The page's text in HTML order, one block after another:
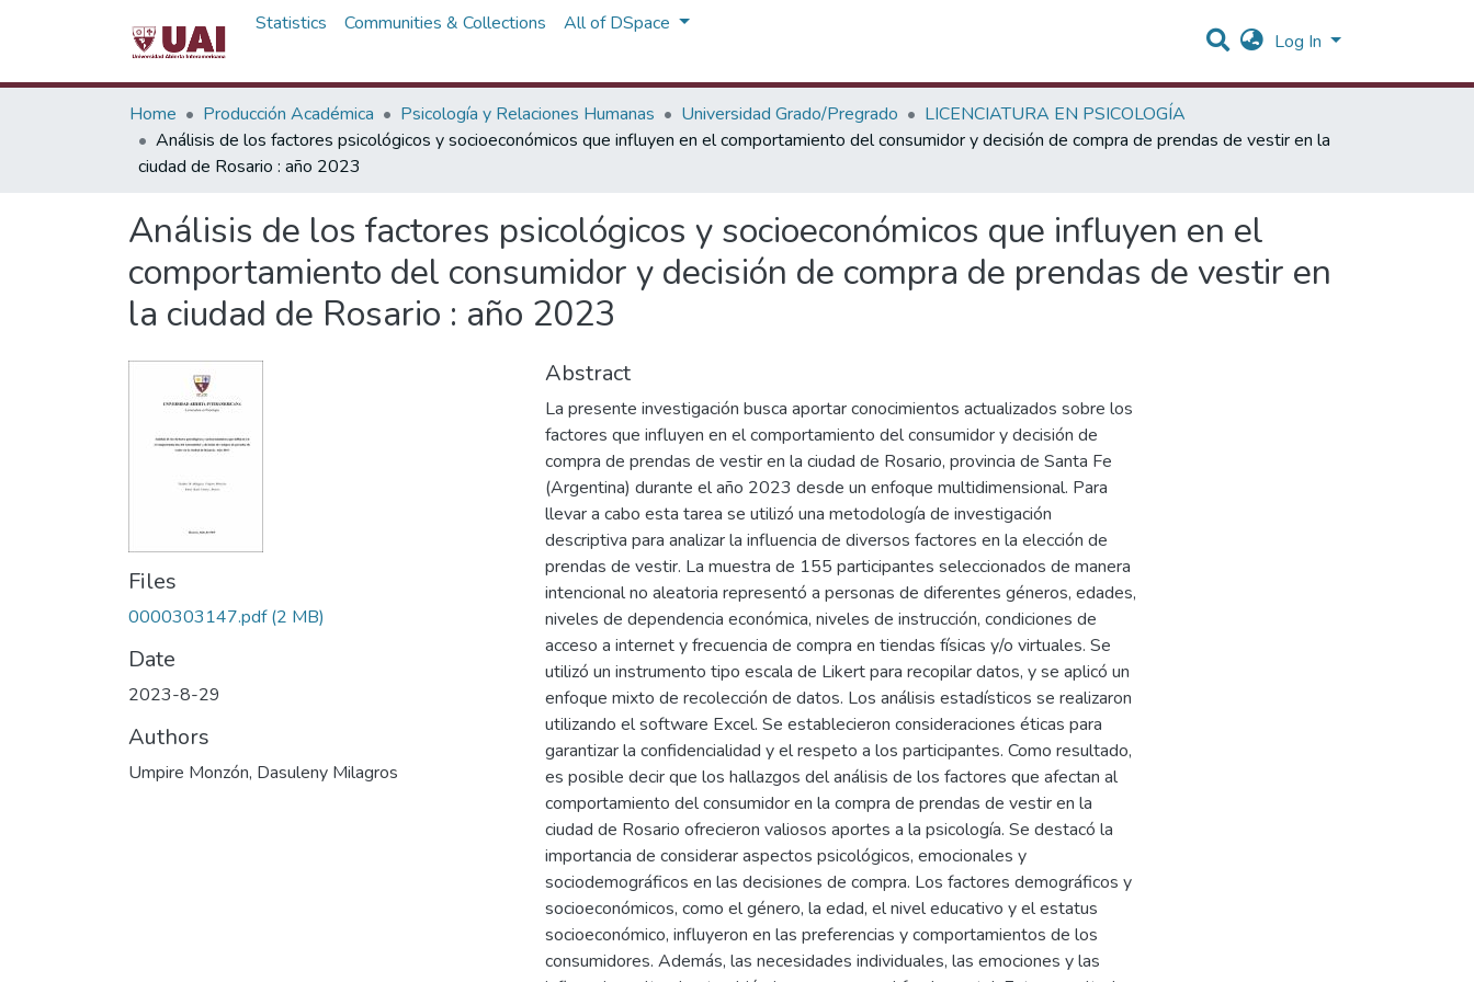
Statistics Communities & Collections All of DSpace
Log In
Home Producción Académica Psicología y Relaciones Humanas Universidad Grado/Pregrado
LICENCIATURA EN PSICOLOGÍA
Análisis de los factores psicológicos y socioeconómicos que influyen en el comportamiento del consumidor y decisión de compra de prendas de vestir en la
ciudad de Rosario : año 2023
Análisis de los factores psicológicos y socioeconómicos que influyen en el
comportamiento del consumidor y decisión de compra de prendas de vestir en
la ciudad de Rosario : año 2023
Files
0000303147.pdf (2 MB)
Date
2023-8-29
Authors
Umpire Monzón, Dasuleny Milagros
Abstract
La presente investigación busca aportar conocimientos actualizados sobre los
factores que influyen en el comportamiento del consumidor y decisión de
compra de prendas de vestir en la ciudad de Rosario, provincia de Santa Fe
(Argentina) durante el año 2023 desde un enfoque multidimensional. Para
llevar a cabo esta tarea se utilizó una metodología de investigación
descriptiva para analizar la influencia de diversos factores en la elección de
prendas de vestir. La muestra de 155 participantes seleccionados de manera
intencional no aleatoria representó a personas de diferentes géneros, edades,
niveles de dependencia económica, niveles de instrucción, condiciones de
acceso a internet y frecuencia de compra en tiendas físicas y/o virtuales. Se
utilizó un instrumento tipo escala de Likert para recopilar datos, y se aplicó un
enfoque mixto de recolección de datos. Los análisis estadísticos se realizaron
utilizando el software Excel. Se establecieron consideraciones éticas para
garantizar la confidencialidad y el respeto a los participantes. Como resultado,
es posible decir que los hallazgos del análisis de los factores que afectan al
comportamiento del consumidor en la compra de prendas de vestir en la
ciudad de Rosario ofrecieron valiosos aportes a la psicología. Se destacó la
importancia de considerar aspectos psicológicos, emocionales y
sociodemográficos en las decisiones de compra. Los factores demográficos y
socioeconómicos, como el género, la edad, el nivel educativo y el estatus
socioeconómico, influyeron en las preferencias y comportamientos de los
consumidores. Además, las necesidades individuales, las emociones y las